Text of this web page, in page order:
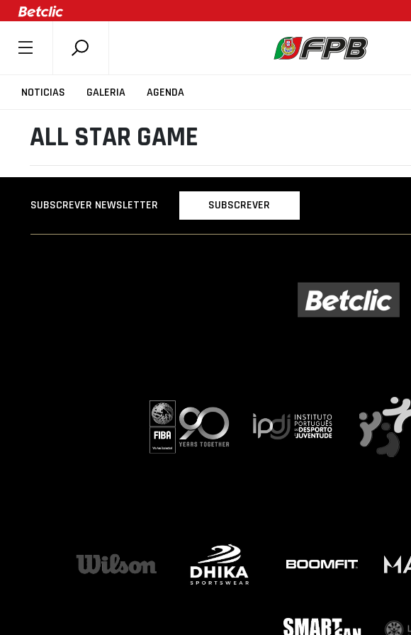
NOTICIAS GALERIA AGENDA
SOBRE A FPB
ÚLTIMAS
COMPETIÇÕES
CLUBES
AGENTES
ALL STAR GAME
SUBSCREVER NEWSLETTER SUBSCREVER